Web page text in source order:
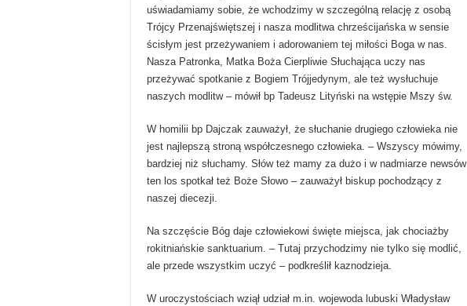
uświadamiamy sobie, że wchodzimy w szczególną relację z osobą
Trójcy Przenajświętszej i nasza modlitwa chrześcijańska w sensie
ścisłym jest przeżywaniem i adorowaniem tej miłości Boga w nas.
Nasza Patronka, Matka Boża Cierpliwie Słuchająca uczy nas
przeżywać spotkanie z Bogiem Trójjedynym, ale też wysłuchuje
naszych modlitw – mówił bp Tadeusz Lityński na wstępie Mszy św.
W homilii bp Dajczak zauważył, że słuchanie drugiego człowieka nie
jest najlepszą stroną współczesnego człowieka. – Wszyscy mówimy,
bardziej niż słuchamy. Słów też mamy za dużo i w nadmiarze newsów
ten los spotkał też Boże Słowo – zauważył biskup pochodzący z
naszej diecezji.
Na szczęście Bóg daje człowiekowi święte miejsca, jak chociażby
rokitniańskie sanktuarium. – Tutaj przychodzimy nie tylko się modlić,
ale przede wszystkim uczyć – podkreślił kaznodzieja.
W uroczystościach wziął udział m.in. wojewoda lubuski Władysław